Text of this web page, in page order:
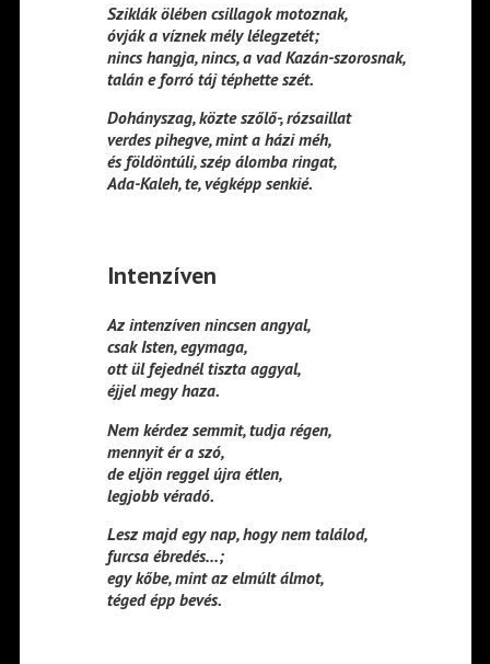
Sziklák ölében csillagok motoznak,
óvják a víznek mély lélegzetét;
nincs hangja, nincs, a vad Kazán-szorosnak,
talán e forró táj téphette szét.
Dohányszag, közte szőlő-, rózsaillat
verdes pihegve, mint a házi méh,
és földöntúli, szép álomba ringat,
Ada-Kaleh, te, végképp senkié.
Intenzíven
Az intenzíven nincsen angyal,
csak Isten, egymaga,
ott ül fejednél tiszta aggyal,
éjjel megy haza.
Nem kérdez semmit, tudja régen,
mennyit ér a szó,
de eljön reggel újra étlen,
legjobb véradó.
Lesz majd egy nap, hogy nem találod,
furcsa ébredés…;
egy kőbe, mint az elmúlt álmot,
téged épp bevés.